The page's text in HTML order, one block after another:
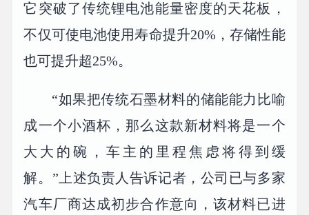
它突破了传统锂电池能量密度的天花板，
不仅可使电池使用寿命提升20%，存储性能
也可提升超25%。
“如果把传统石墨材料的储能能力比喻
成一个小酒杯，那么这款新材料将是一个
大大的碗，车主的里程焦虑将得到缓
解。”上述负责人告诉记者，公司已与多家
汽车厂商达成初步合作意向，该材料已进